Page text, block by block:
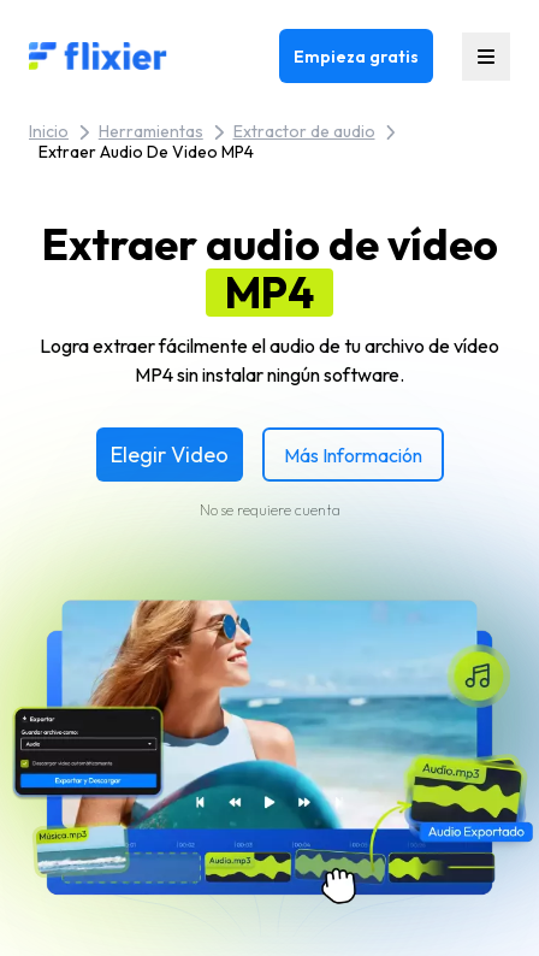
Flixier logo - Home Empieza gratis
Inicio Herramientas
Extractor de audio
Extraer Audio De Video MP4
Extraer audio de vídeo
MP4
Logra extraer fácilmente el audio de tu archivo de vídeo
MP4 sin instalar ningún software.
Elegir Video Más Información
No se requiere cuenta